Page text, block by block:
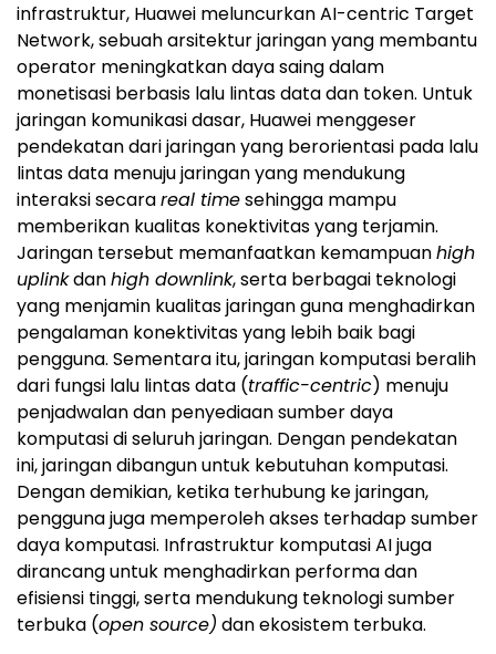
infrastruktur, Huawei meluncurkan AI-centric Target
Network, sebuah arsitektur jaringan yang membantu
operator meningkatkan daya saing dalam
monetisasi berbasis lalu lintas data dan token. Untuk
jaringan komunikasi dasar, Huawei menggeser
pendekatan dari jaringan yang berorientasi pada lalu
lintas data menuju jaringan yang mendukung
interaksi secarareal timesehingga mampu
memberikan kualitas konektivitas yang terjamin.
Jaringan tersebut memanfaatkan kemampuanhigh
uplinkdanhigh downlink, serta berbagai teknologi
yang menjamin kualitas jaringan guna menghadirkan
pengalaman konektivitas yang lebih baik bagi
pengguna. Sementara itu, jaringan komputasi beralih
dari fungsi lalu lintas data (traffic-centric) menuju
penjadwalan dan penyediaan sumber daya
komputasi di seluruh jaringan. Dengan pendekatan
ini, jaringan dibangun untuk kebutuhan komputasi.
Dengan demikian, ketika terhubung ke jaringan,
pengguna juga memperoleh akses terhadap sumber
daya komputasi. Infrastruktur komputasi AI juga
dirancang untuk menghadirkan performa dan
efisiensi tinggi, serta mendukung teknologi sumber
terbuka (open source) dan ekosistem terbuka.